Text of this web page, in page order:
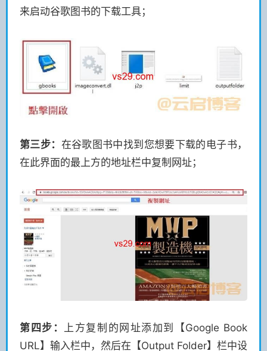
来启动谷歌图书的下载工具；
第三步： 在谷歌图书中找到您想要下载的电子书，
在此界面的最上方的地址栏中复制网址；
第四步：
上方复制的网址添加到【Google Book
URL】输入栏中，然后在【Output Folder】栏中设